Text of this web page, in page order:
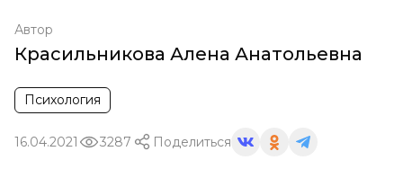
Автор
Красильникова Алена Анатольевна
Психология
16.04.2021 3287 Поделиться